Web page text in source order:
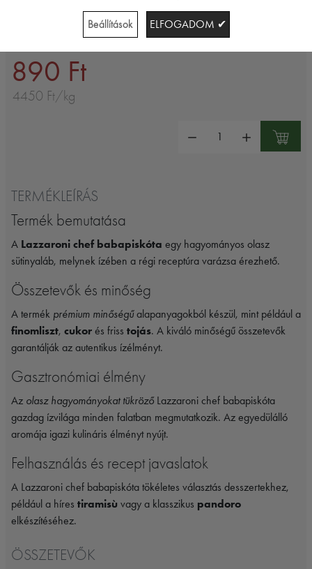
890 Ft
4450 Ft/kg
TERMÉKLEÍRÁS
Termék bemutatása
A Lazzaroni chef babapiskóta egy hagyományos olasz
sütinyaláb, melynek ízében a régi receptúra varázsa érezhető.
Összetevők és minőség
A termék prémium minőségűalapanyagokból készül, mint például a
finomliszt, cukor és friss tojás. A kiváló minőségű összetevők
garantálják az autentikus ízélményt.
Gasztronómiai élmény
Az olasz hagyományokat tükröző Lazzaroni chef babapiskóta
gazdag ízvilága minden falatban megmutatkozik. Az egyedülálló
aromája igazi kulináris élményt nyújt.
Felhasználás és recept javaslatok
A Lazzaroni chef babapiskóta tökéletes választás desszertekhez,
például a híres tiramisù vagy a klasszikus pandoro
elkészítéséhez.
ÖSSZETEVŐK
Beállítások ELFOGADOM ✔